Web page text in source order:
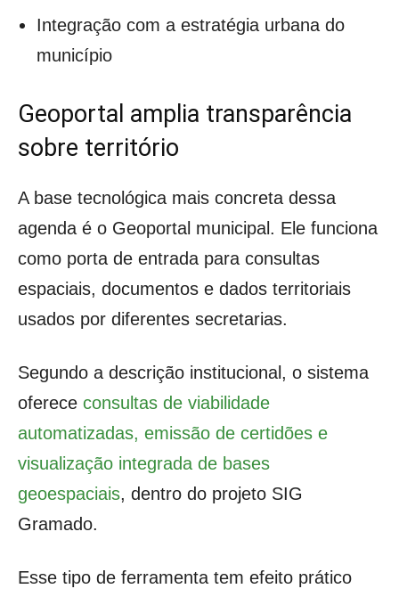
Integração com a estratégia urbana do
município
Geoportal amplia transparência
sobre território
A base tecnológica mais concreta dessa
agenda é o Geoportal municipal. Ele funciona
como porta de entrada para consultas
espaciais, documentos e dados territoriais
usados por diferentes secretarias.
Segundo a descrição institucional, o sistema
oferece consultas de viabilidade
automatizadas, emissão de certidões e
visualização integrada de bases
geoespaciais, dentro do projeto SIG
Gramado.
Esse tipo de ferramenta tem efeito prático